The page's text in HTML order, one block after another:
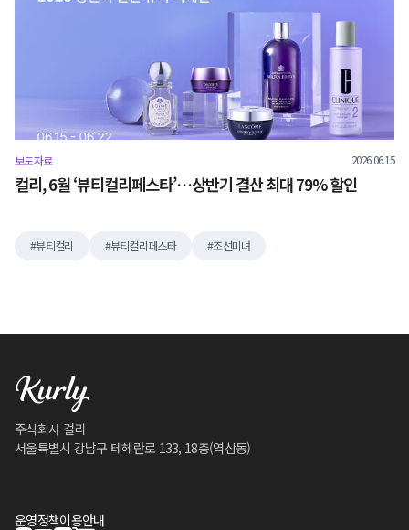
보도자료 2026.06.15
컬리, 6월 ‘뷰티컬리페스타’…상반기 결산 최대 79% 할인
뷰티컬리 뷰티컬리페스타 조선미녀
주식회사 컬리
서울특별시 강남구 테헤란로 133, 18층(역삼동)
운영정책이용안내